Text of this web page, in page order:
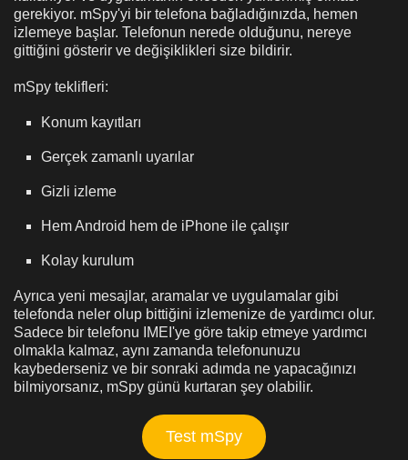
gerekiyor. mSpy'yi bir telefona bağladığınızda, hemen
izlemeye başlar. Telefonun nerede olduğunu, nereye
gittiğini gösterir ve değişiklikleri size bildirir.
mSpy teklifleri:
Konum kayıtları
Gerçek zamanlı uyarılar
Gizli izleme
Hem Android hem de iPhone ile çalışır
Kolay kurulum
Ayrıca yeni mesajlar, aramalar ve uygulamalar gibi
telefonda neler olup bittiğini izlemenize de yardımcı olur.
Sadece bir telefonu IMEI'ye göre takip etmeye yardımcı
olmakla kalmaz, aynı zamanda telefonunuzu
kaybederseniz ve bir sonraki adımda ne yapacağınızı
bilmiyorsanız, mSpy günü kurtaran şey olabilir.
Test mSpy